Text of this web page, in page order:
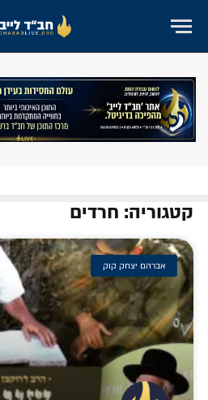
קטגוריה: חרדים
אברהם יצחק קוק